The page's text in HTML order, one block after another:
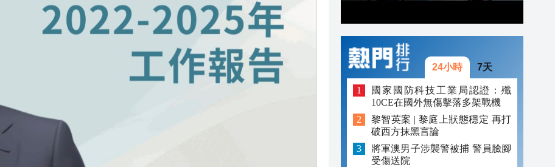
新玩法
，共奏客家文化傳承新篇章
拉石油言論 拉美國家有權自主選擇合作夥伴
24小時 7天
國家國防科技工業局認證：殲
10CE在國外無傷擊落多架戰機
黎智英案 | 黎庭上狀態穩定 再打
破西方抹黑言論
將軍澳男子涉襲警被捕 警員臉腳
受傷送院